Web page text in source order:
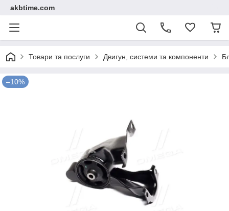
akbtime.com
Товари та послуги Двигун, системи та компоненти
–10%